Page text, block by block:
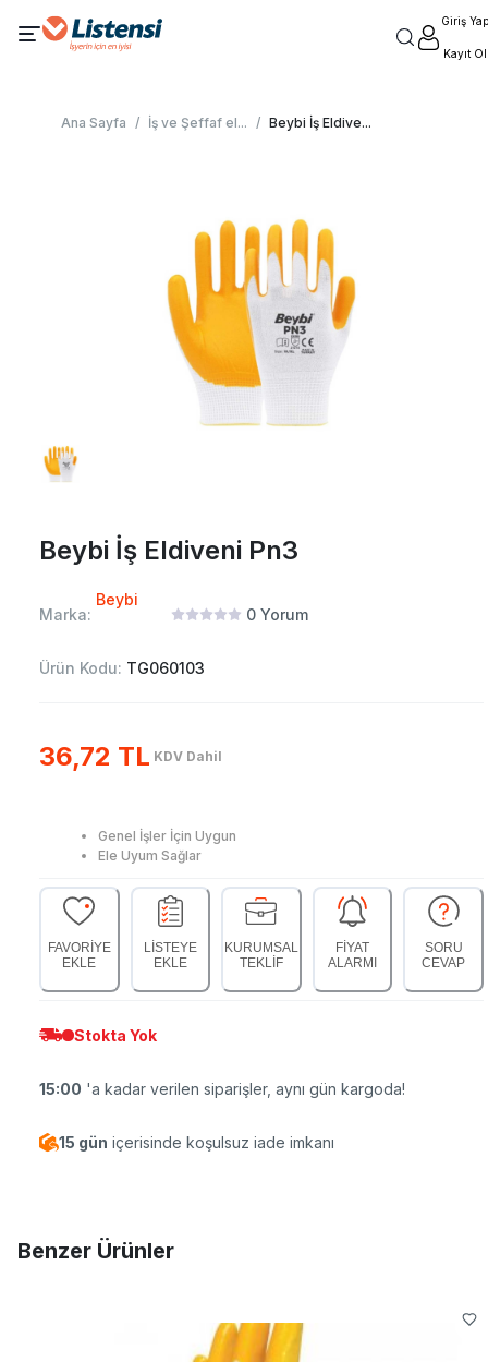
Giriş Yap
Kayıt Ol
Ana Sayfa / İş ve Şeffaf el... / Beybi İş Eldive...
Beybi İş Eldiveni Pn3
Marka:
Beybi
0 Yorum
Ürün Kodu: TG060103
36,72 TL KDV Dahil
Genel İşler İçin Uygun
Ele Uyum Sağlar
FAVORİYE
EKLE
LİSTEYE
EKLE
KURUMSAL
TEKLİF
FİYAT
ALARMI
SORU
CEVAP
Stokta Yok
15:00 'a kadar verilen siparişler, aynı gün kargoda!
15 gün içerisinde koşulsuz iade imkanı
Benzer Ürünler